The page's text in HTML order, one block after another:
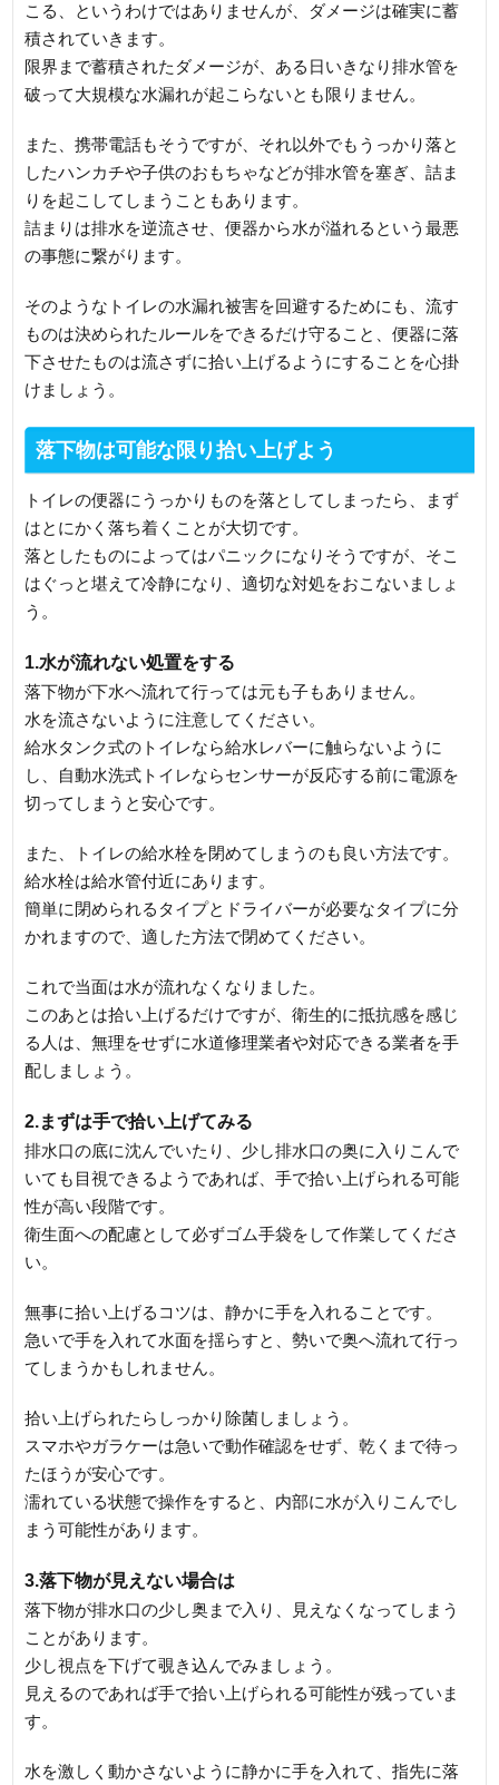
こる、というわけではありませんが、ダメージは確実に蓄
積されていきます。
限界まで蓄積されたダメージが、ある日いきなり排水管を
破って大規模な水漏れが起こらないとも限りません。
また、携帯電話もそうですが、それ以外でもうっかり落と
したハンカチや子供のおもちゃなどが排水管を塞ぎ、詰ま
りを起こしてしまうこともあります。
詰まりは排水を逆流させ、便器から水が溢れるという最悪
の事態に繋がります。
そのようなトイレの水漏れ被害を回避するためにも、流す
ものは決められたルールをできるだけ守ること、便器に落
下させたものは流さずに拾い上げるようにすることを心掛
けましょう。
落下物は可能な限り拾い上げよう
トイレの便器にうっかりものを落としてしまったら、まず
はとにかく落ち着くことが大切です。
落としたものによってはパニックになりそうですが、そこ
はぐっと堪えて冷静になり、適切な対処をおこないましょ
う。
1.水が流れない処置をする
落下物が下水へ流れて行っては元も子もありません。
水を流さないように注意してください。
給水タンク式のトイレなら給水レバーに触らないように
し、自動水洗式トイレならセンサーが反応する前に電源を
切ってしまうと安心です。
また、トイレの給水栓を閉めてしまうのも良い方法です。
給水栓は給水管付近にあります。
簡単に閉められるタイプとドライバーが必要なタイプに分
かれますので、適した方法で閉めてください。
これで当面は水が流れなくなりました。
このあとは拾い上げるだけですが、衛生的に抵抗感を感じ
る人は、無理をせずに水道修理業者や対応できる業者を手
配しましょう。
2.まずは手で拾い上げてみる
排水口の底に沈んでいたり、少し排水口の奥に入りこんで
いても目視できるようであれば、手で拾い上げられる可能
性が高い段階です。
衛生面への配慮として必ずゴム手袋をして作業してくださ
い。
無事に拾い上げるコツは、静かに手を入れることです。
急いで手を入れて水面を揺らすと、勢いで奥へ流れて行っ
てしまうかもしれません。
拾い上げられたらしっかり除菌しましょう。
スマホやガラケーは急いで動作確認をせず、乾くまで待っ
たほうが安心です。
濡れている状態で操作をすると、内部に水が入りこんでし
まう可能性があります。
3.落下物が見えない場合は
落下物が排水口の少し奥まで入り、見えなくなってしまう
ことがあります。
少し視点を下げて覗き込んでみましょう。
見えるのであれば手で拾い上げられる可能性が残っていま
す。
水を激しく動かさないように静かに手を入れて、指先に落